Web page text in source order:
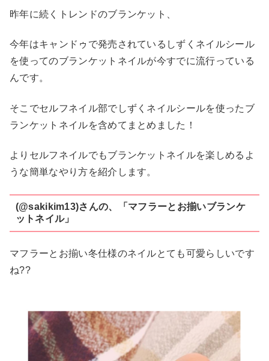
昨年に続くトレンドのブランケット、
今年はキャンドゥで発売されているしずくネイルシール
を使ってのブランケットネイルが今すでに流行っている
んです。
そこでセルフネイル部でしずくネイルシールを使ったブ
ランケットネイルを含めてまとめました！
よりセルフネイルでもブランケットネイルを楽しめるよ
うな簡単なやり方を紹介します。
(@sakikim13)さんの、「マフラーとお揃いブランケ
ットネイル」
マフラーとお揃い冬仕様のネイルとても可愛らしいです
ね??